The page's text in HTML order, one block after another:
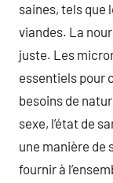
saines, tels que
viandes. La
juste. Les
essentiels pour
besoins de
sexe, l’état de
une manière de
fournir à